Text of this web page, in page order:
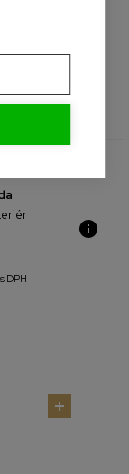
s DPH